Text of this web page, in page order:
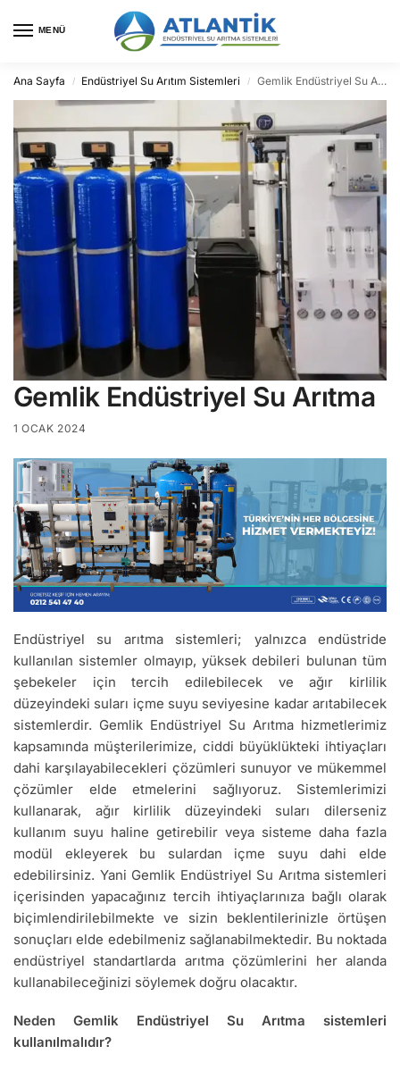
MENÜ
Ana Sayfa / Endüstriyel Su Arıtım Sistemleri / Gemlik Endüstriyel Su Arıtma
Gemlik Endüstriyel Su Arıtma
1 OCAK 2024
Endüstriyel su arıtma sistemleri; yalnızca endüstride
kullanılan sistemler olmayıp, yüksek debileri bulunan tüm
şebekeler için tercih edilebilecek ve ağır kirlilik
düzeyindeki suları içme suyu seviyesine kadar arıtabilecek
sistemlerdir. Gemlik Endüstriyel Su Arıtma hizmetlerimiz
kapsamında müşterilerimize, ciddi büyüklükteki ihtiyaçları
dahi karşılayabilecekleri çözümleri sunuyor ve mükemmel
çözümler elde etmelerini sağlıyoruz. Sistemlerimizi
kullanarak, ağır kirlilik düzeyindeki suları dilerseniz
kullanım suyu haline getirebilir veya sisteme daha fazla
modül ekleyerek bu sulardan içme suyu dahi elde
edebilirsiniz. Yani Gemlik Endüstriyel Su Arıtma sistemleri
içerisinden yapacağınız tercih ihtiyaçlarınıza bağlı olarak
biçimlendirilebilmekte ve sizin beklentilerinizle örtüşen
sonuçları elde edebilmeniz sağlanabilmektedir. Bu noktada
endüstriyel standartlarda arıtma çözümlerini her alanda
kullanabileceğinizi söylemek doğru olacaktır.
Neden Gemlik Endüstriyel Su Arıtma sistemleri
kullanılmalıdır?